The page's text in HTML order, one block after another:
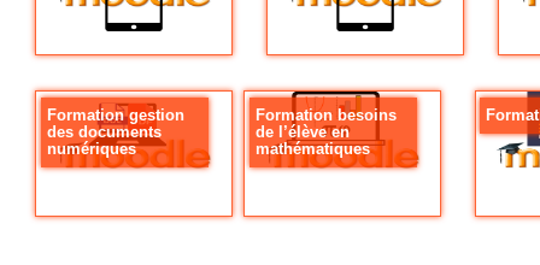
Formation gestion
des documents
numériques
Formation besoins
de l’élève en
mathématiques